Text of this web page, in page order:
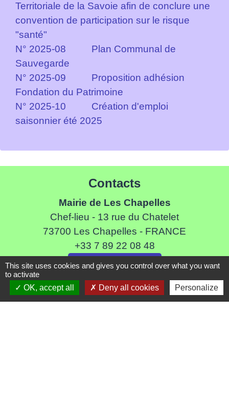
Territoriale de la Savoie afin de conclure une
convention de participation sur le risque
"santé"
N° 2025-08 Plan Communal de
Sauvegarde
N° 2025-09 Proposition adhésion
Fondation du Patrimoine
N° 2025-10 Création d'emploi
saisonnier été 2025
Contacts
Mairie de Les Chapelles
Chef-lieu - 13 rue du Chatelet
73700 Les Chapelles - FRANCE
+33 7 89 22 08 48
Contact par formulaire
Liens
This site uses cookies and gives you control over what you want
to activate
OK, accept all
Deny all cookies Personalize